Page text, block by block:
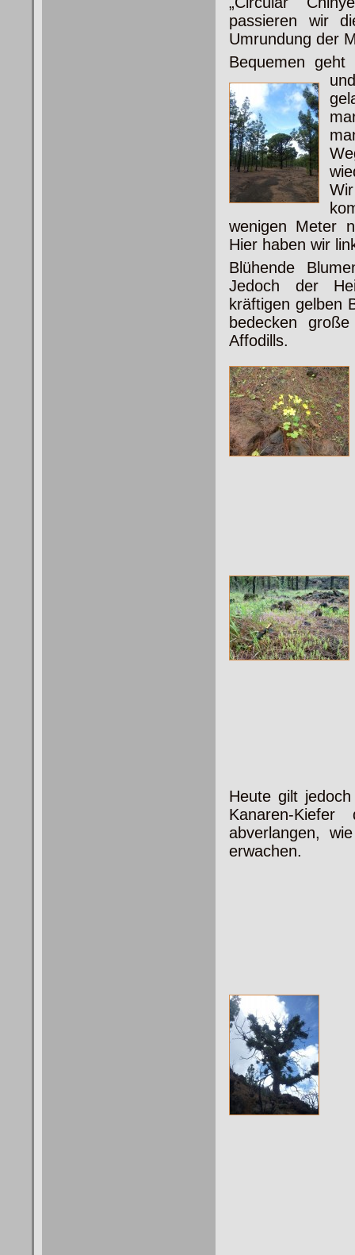
passieren wir
Umrundung der
Bequemen
wenigen Meter
Hier haben wir
Blühende
Jedoch der
kräftigen gelben
bedecken
Affodills.
Heute gilt
Kanaren-
abverlangen,
erwachen.